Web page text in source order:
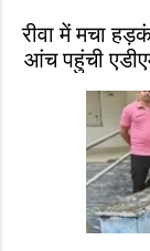
रीवा में मचा
आंच पहुंची